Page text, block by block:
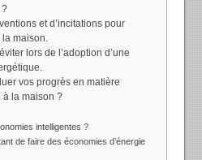
?
et d’incitations pour
maison.
lors de l’adoption d’une
vos progrès en matière
à la maison ?
intelligentes ?
de faire des économies d’énergie